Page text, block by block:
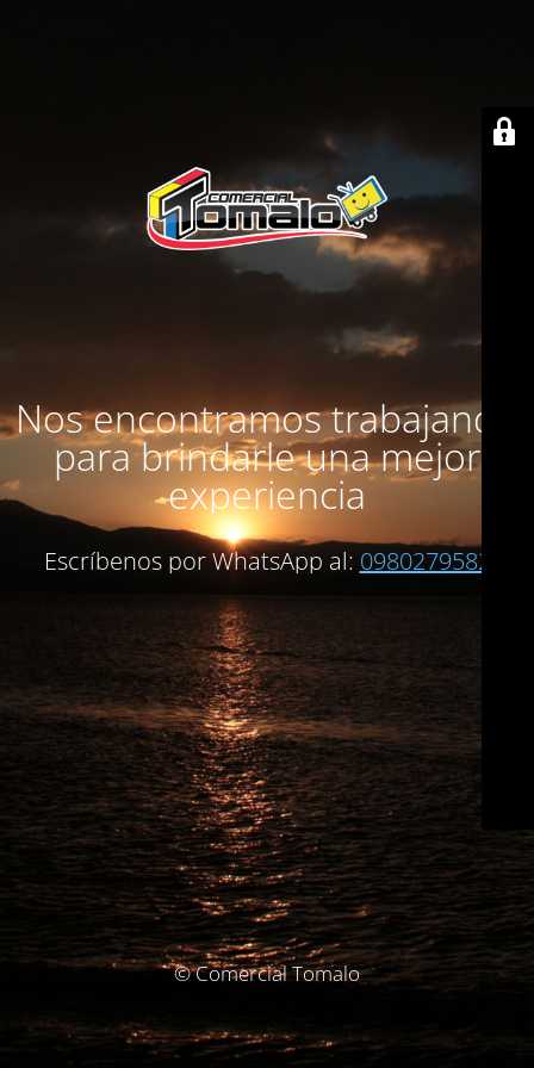
Nos encontramos trabajando
para brindarle una mejor
experiencia
Escríbenos por WhatsApp al: 0980279582
© Comercial Tomalo